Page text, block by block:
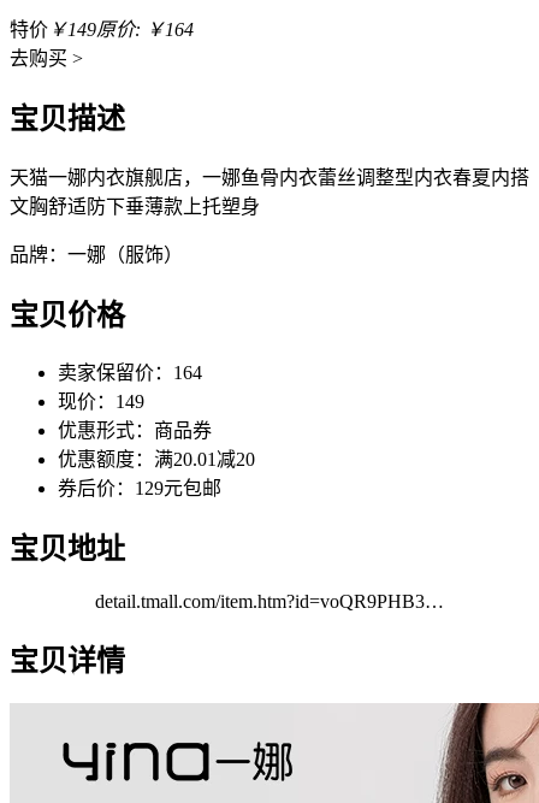
特价 ￥149原价: ￥164
去购买 >
宝贝描述
天猫一娜内衣旗舰店，一娜鱼骨内衣蕾丝调整型内衣春夏内搭
文胸舒适防下垂薄款上托塑身
品牌：一娜（服饰）
宝贝价格
卖家保留价：164
现价：149
优惠形式：商品券
优惠额度：满20.01减20
券后价：129元包邮
宝贝地址
detail.tmall.com/item.htm?id=voQR9PHB3…
宝贝详情